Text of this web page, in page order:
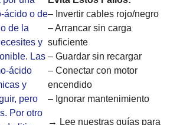
ácido o de
de la
y
Las
ácido
y
pero
Por otro
– Invertir cables rojo/negro
– Arrancar sin carga
suficiente
– Guardar sin recargar
– Conectar con motor
encendido
– Ignorar mantenimiento
→ Lee nuestras guías para